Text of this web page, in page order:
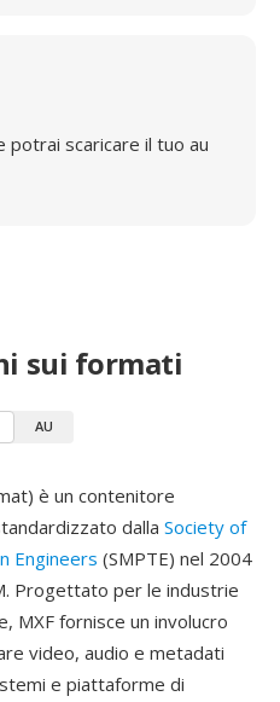
potrai scaricare il tuo au
sui formati
AU
è un contenitore
dalla Society of
Engineers (SMPTE) nel 2004
Progettato per le industrie
MXF fornisce un involucro
video, audio e metadati
e piattaforme di